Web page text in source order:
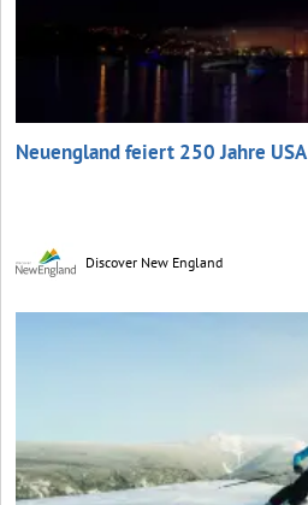
Neuengland feiert 250 Jahre USA
Discover New England